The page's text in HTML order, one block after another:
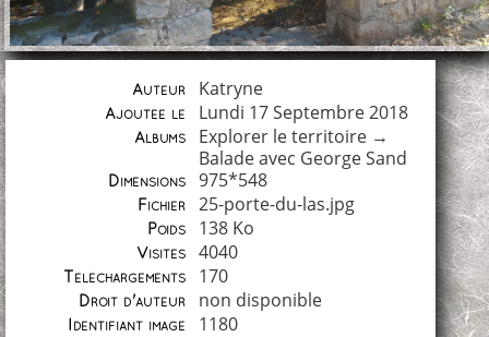
Auteur Katryne
Ajoutée le Lundi 17 Septembre 2018
Albums Explorer le territoire→
Balade avec George Sand
Dimensions 975*548
Fichier 25-porte-du-las.jpg
Poids 138 Ko
Visites 4040
Téléchargements 170
Droit d'auteur non disponible
Identifiant image 1180